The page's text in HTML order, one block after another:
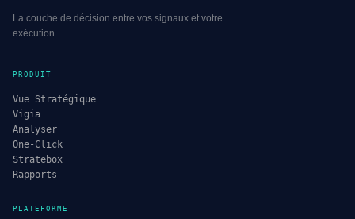
La couche de décision entre vos signaux et votre
exécution.
PRODUIT
Vue Stratégique
Vigia
Analyser
One-Click
Stratebox
Rapports
PLATEFORME